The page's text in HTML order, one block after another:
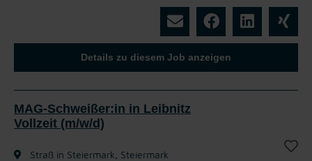
Details zu diesem Job anzeigen
MAG-Schweißer:in in Leibnitz
Vollzeit (m/w/d)
Straß in Steiermark, Steiermark